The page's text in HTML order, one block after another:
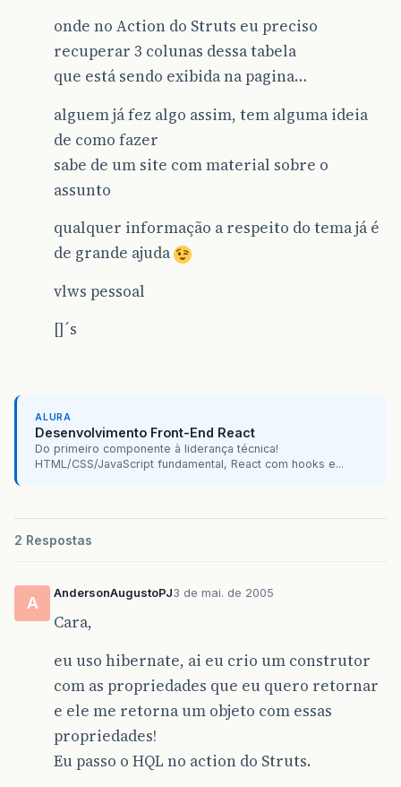
onde no Action do Struts eu preciso
recuperar 3 colunas dessa tabela
que está sendo exibida na pagina…
alguem já fez algo assim, tem alguma ideia
de como fazer
sabe de um site com material sobre o
assunto
qualquer informação a respeito do tema já é
de grande ajuda
vlws pessoal
[]´s
ALURA
Desenvolvimento Front-End React
Do primeiro componente à liderança técnica!
HTML/CSS/JavaScript fundamental, React com hooks e...
2 Respostas
A
AndersonAugustoPJ3 de mai. de 2005
Cara,
eu uso hibernate, ai eu crio um construtor
com as propriedades que eu quero retornar
e ele me retorna um objeto com essas
propriedades!
Eu passo o HQL no action do Struts.